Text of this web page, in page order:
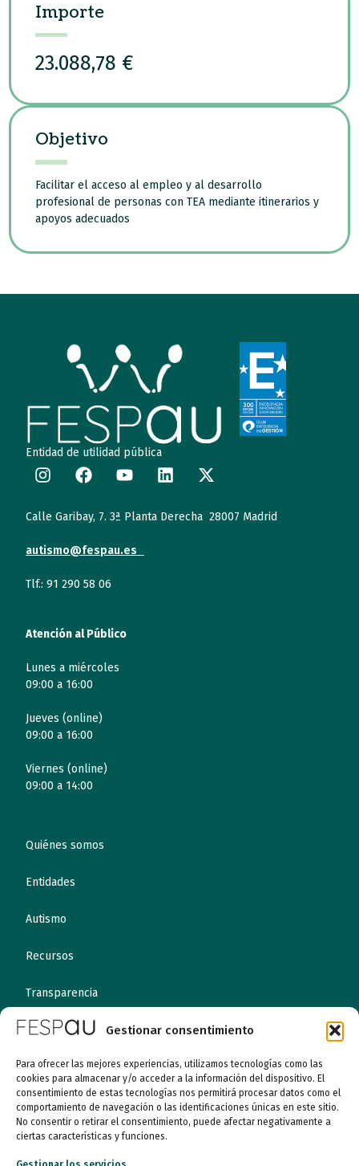
Gestionar consentimiento
Para ofrecer las mejores experiencias, utilizamos tecnologías como las
cookies para almacenar y/o acceder a la información del dispositivo. El
consentimiento de estas tecnologías nos permitirá procesar datos como el
comportamiento de navegación o las identificaciones únicas en este sitio.
No consentir o retirar el consentimiento, puede afectar negativamente a
ciertas características y funciones.
Importe
23.088,78 €
Objetivo
Facilitar el acceso al empleo y al desarrollo
profesional de personas con TEA mediante itinerarios y
apoyos adecuados
Entidad de utilidad pública
Calle Garibay, 7. 3ª Planta Derecha 28007 Madrid
autismo@fespau.es
Tlf.: 91 290 58 06
Atención al Público
Lunes a miércoles
09:00 a 16:00
Jueves (online)
09:00 a 16:00
Viernes (online)
09:00 a 14:00
Quiénes somos
Entidades
Autismo
Recursos
Transparencia
Qué hacemos
Noticias
Canal ético
Contacto